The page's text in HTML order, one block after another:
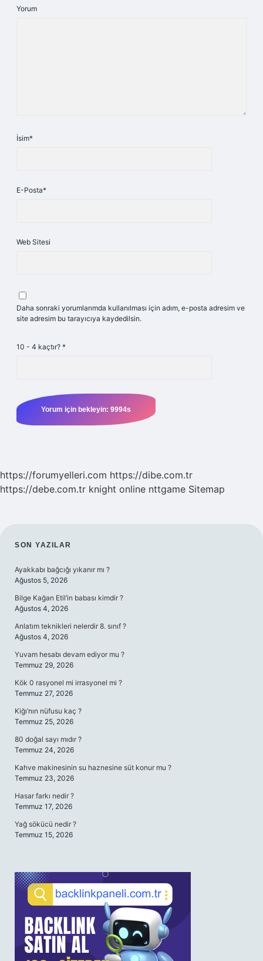
Yorum
İsim*
E-Posta*
Web Sitesi
Daha sonraki yorumlarımda kullanılması için adım, e-posta adresim ve
site adresim bu tarayıcıya kaydedilsin.
10 - 4 kaçtır? *
https://forumyelleri.com https://dibe.com.tr
https://debe.com.tr knight online nttgame Sitemap
SIDEBAR
SON YAZILAR
Ayakkabı bağcığı yıkanır mı ?
Ağustos 5, 2026
Bilge Kağan Etil’in babası kimdir ?
Ağustos 4, 2026
Anlatım teknikleri nelerdir 8. sınıf ?
Ağustos 4, 2026
Yuvam hesabı devam ediyor mu ?
Temmuz 29, 2026
Kök 0 rasyonel mi irrasyonel mi ?
Temmuz 27, 2026
Kiğı’nın nüfusu kaç ?
Temmuz 25, 2026
80 doğal sayı mıdır ?
Temmuz 24, 2026
Kahve makinesinin su haznesine süt konur mu ?
Temmuz 23, 2026
Hasar farkı nedir ?
Temmuz 17, 2026
Yağ sökücü nedir ?
Temmuz 15, 2026